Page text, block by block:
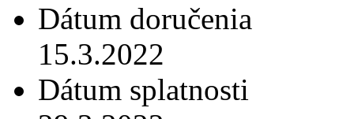
Dátum doručenia
15.3.2022
Dátum splatnosti